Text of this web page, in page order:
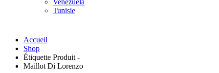
Venezuela
Tunisie
Accueil
Shop
Étiquette Produit -
Maillot Di Lorenzo